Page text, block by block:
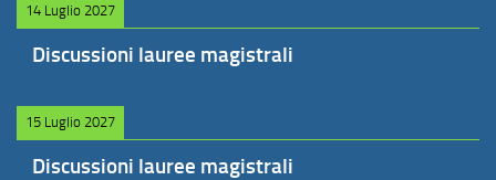
14 Luglio 2027
Discussioni lauree magistrali
15 Luglio 2027
Discussioni lauree magistrali